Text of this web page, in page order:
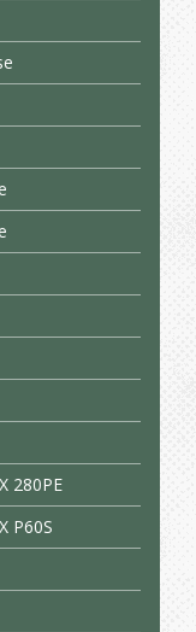
280PE
P60S